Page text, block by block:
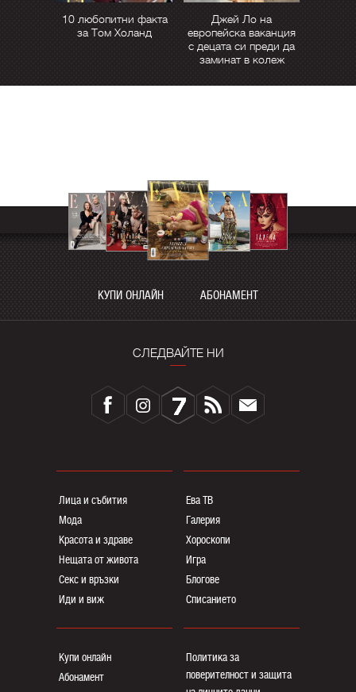
10 любопитни факта
за Том Холанд
Джей Ло на
европейска ваканция
с децата си преди да
заминат в колеж
КУПИ ОНЛАЙН АБОНАМЕНТ
СЛЕДВАЙТЕ НИ
Лица и събития
Мода
Красота и здраве
Нещата от живота
Секс и връзки
Иди и виж
Ева ТВ
Галерия
Хороскопи
Игра
Блогoве
Списанието
Купи онлайн
Абонамент
Политика за
поверителност и защита